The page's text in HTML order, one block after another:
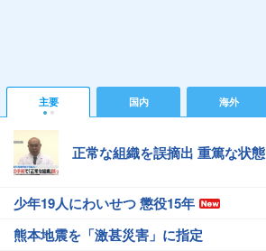
主要 国内 海外
正常な組織を誤摘出 重篤な状態
少年19人にわいせつ 懲役15年
熊本地震を「激甚災害」に指定